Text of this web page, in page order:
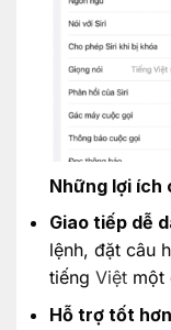
Những lợi ích
Giao tiếp dễ
lệnh, đặt câu
tiếng Việtmột
Hỗ trợ tốt